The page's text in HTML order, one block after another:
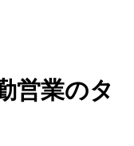
営業のタ